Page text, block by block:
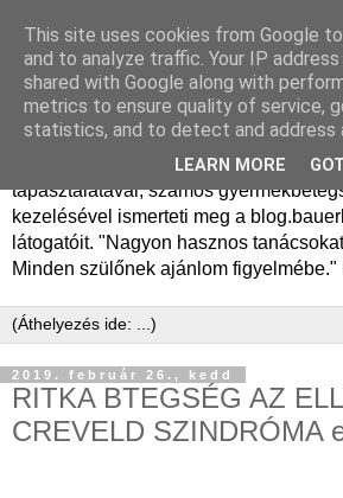
Dr. Bauer Béla
Dr. Bauer Béla Ph.D.
tapasztalatával, számos
kezelésével ismerteti meg a
látogatóit. "Nagyon hasznos
Minden szülőnek ajánlom figyelmébe."
2019. február 26., kedd
RITKA BTEGSÉG AZ
CREVELD SZINDRÓMA
This site uses cookies from Google
and to analyze traffic. Your IP
shared with Google along with
metrics to ensure quality of service,
statistics, and to detect and address
LEARN MORE